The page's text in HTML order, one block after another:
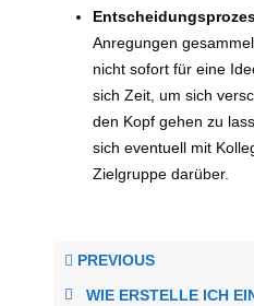
Anregungen
nicht sofort für eine
sich Zeit, um sich
den Kopf gehen zu
sich eventuell mit
Zielgruppe darüber.
PREVIOUS
WIE ERSTELLE ICH